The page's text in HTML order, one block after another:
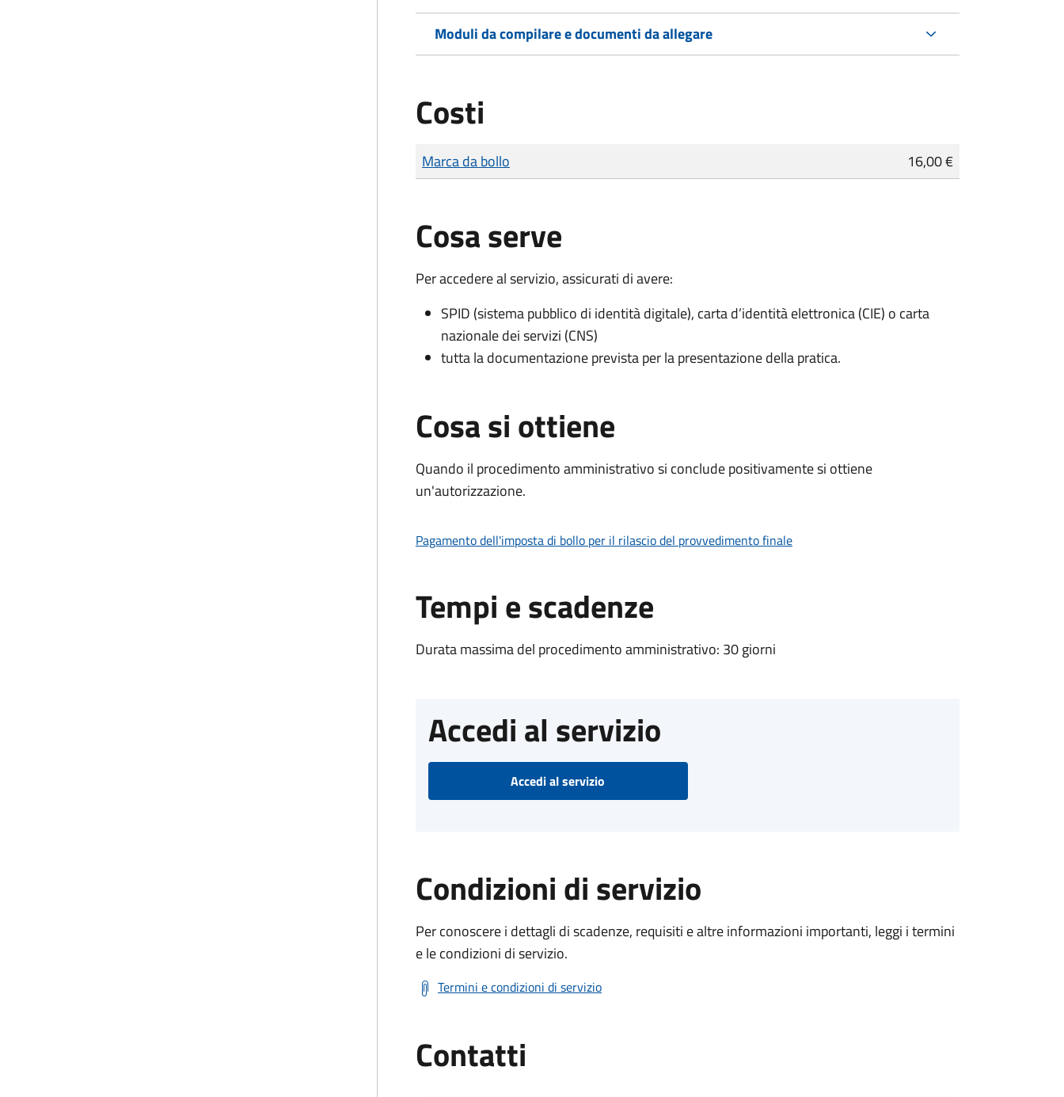
Moduli da compilare e documenti da allegare
Costi
Tipo di pagamento
Importo
Marca da bollo 16,00 €
Cosa serve
Per accedere al servizio, assicurati di avere:
SPID (sistema pubblico di identità digitale), carta d’identità elettronica (CIE) o carta
nazionale dei servizi (CNS)
tutta la documentazione prevista per la presentazione della pratica.
Cosa si ottiene
Quando il procedimento amministrativo si conclude positivamente si ottiene
un'autorizzazione.
Pagamento dell'imposta di bollo per il rilascio del provvedimento finale
Tempi e scadenze
Durata massima del procedimento amministrativo: 30 giorni
Accedi al servizio
Accedi al servizio
Condizioni di servizio
Per conoscere i dettagli di scadenze, requisiti e altre informazioni importanti, leggi i termini
e le condizioni di servizio.
Termini e condizioni di servizio
Contatti